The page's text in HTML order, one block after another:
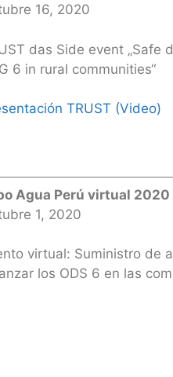
16, 2020
das Side event „Safe
6 in rural communities“
TRUST (Video)
Agua Perú virtual 2020
1, 2020
virtual: Suministro de
los ODS 6 en las